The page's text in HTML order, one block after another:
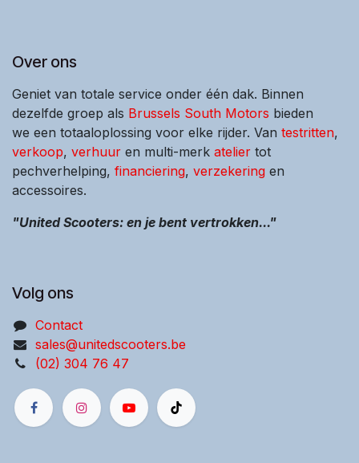
Over ons
Geniet van totale service onder één dak. Binnen
dezelfde groep als Brussels South Motors bieden
we een totaaloplossing voor elke rijder. Van testritten,
verkoop, verhuur en multi-merk atelier tot
pechverhelping, financiering, verzekering en
accessoires.
"United Scooters: en je bent vertrokken..."
Volg ons
Contact
sales@unitedscooters.be
(02) 304 76 47